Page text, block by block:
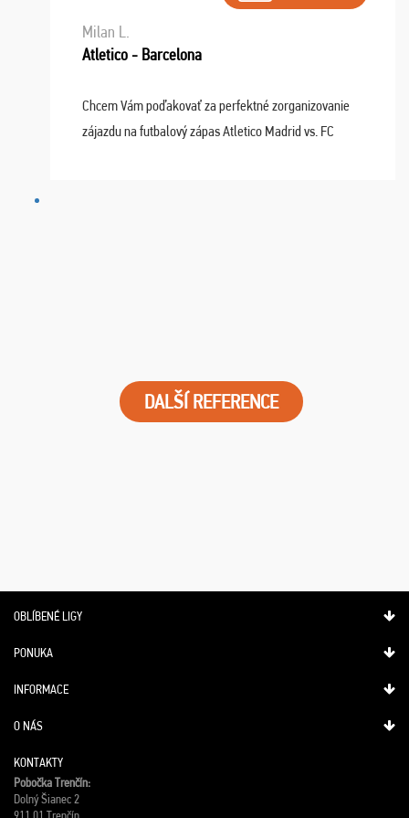
Milan L.
Atletico - Barcelona
Chcem Vám poďakovať za perfektné zorganizovanie
zájazdu na futbalový zápas Atletico Madrid vs. FC
DALŠÍ REFERENCE
OBLÍBENÉ LIGY
PONUKA
INFORMACE
O NÁS
KONTAKTY
Pobočka Trenčín:
Dolný Šianec 2